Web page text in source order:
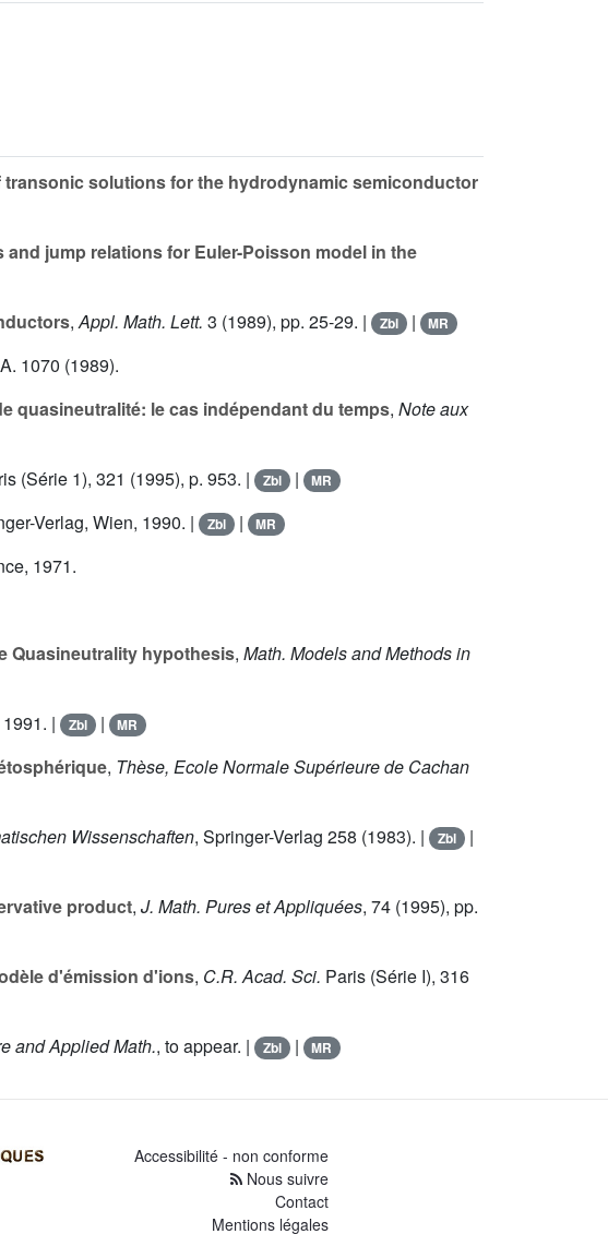
transonic solutions for the hydrodynamic semiconductor
and jump relations for Euler-Poisson model in the
,Appl. Math. Lett. 3 (1989), pp. 25-29. | Zbl | MR
1070 (1989).
quasineutralité: le cas indépendant du temps, Note aux
(Série 1), 321 (1995), p. 953. | Zbl | MR
Verlag, Wien, 1990. | Zbl | MR
1971.
Quasineutrality hypothesis, Math. Models and Methods in
1991. | Zbl | MR
, Thèse, Ecole Normale Supérieure de Cachan
Wissenschaften, Springer-Verlag 258 (1983). | Zbl |
product, J. Math. Pures et Appliquées, 74 (1995), pp.
d'émission d'ions, C.R. Acad. Sci. Paris (Série I), 316
and Applied Math., to appear. | Zbl | MR
Accessibilité - non conforme
Nous suivre
Contact
Mentions légales